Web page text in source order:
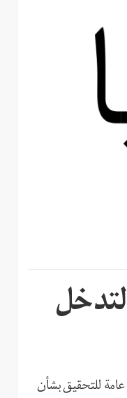
طالبت فيه بدعوة عامة للتحقيق بشأن